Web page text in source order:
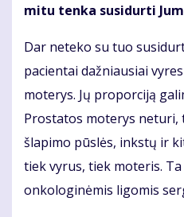
mitu tenka susidurti
Dar neteko su tuo
pacientai dažniausiai
moterys. Jų proporciją
Prostatos moterys neturi,
šlapimo pūslės, inkstų ir
tiek vyrus, tiek moteris.
onkologinėmis ligomis